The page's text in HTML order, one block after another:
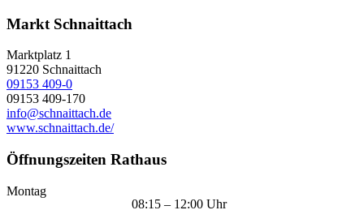
Markt Schnaittach
Marktplatz 1
91220 Schnaittach
09153 409-0
09153 409-170
info@schnaittach.de
www.schnaittach.de/
Öffnungszeiten Rathaus
Montag
08:15 – 12:00 Uhr